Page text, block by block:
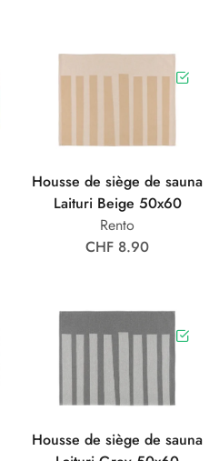
Housse de siège de sauna
Laituri Beige 50x60
Rento
CHF 8.90
Housse de siège de sauna